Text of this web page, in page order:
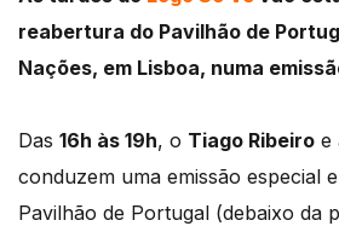
reabertura do Pavilhão de
Nações, em Lisboa, numa
Das 16h às 19h, o Tiago Ribeiro e
conduzem uma emissão especial
Pavilhão de Portugal (debaixo da